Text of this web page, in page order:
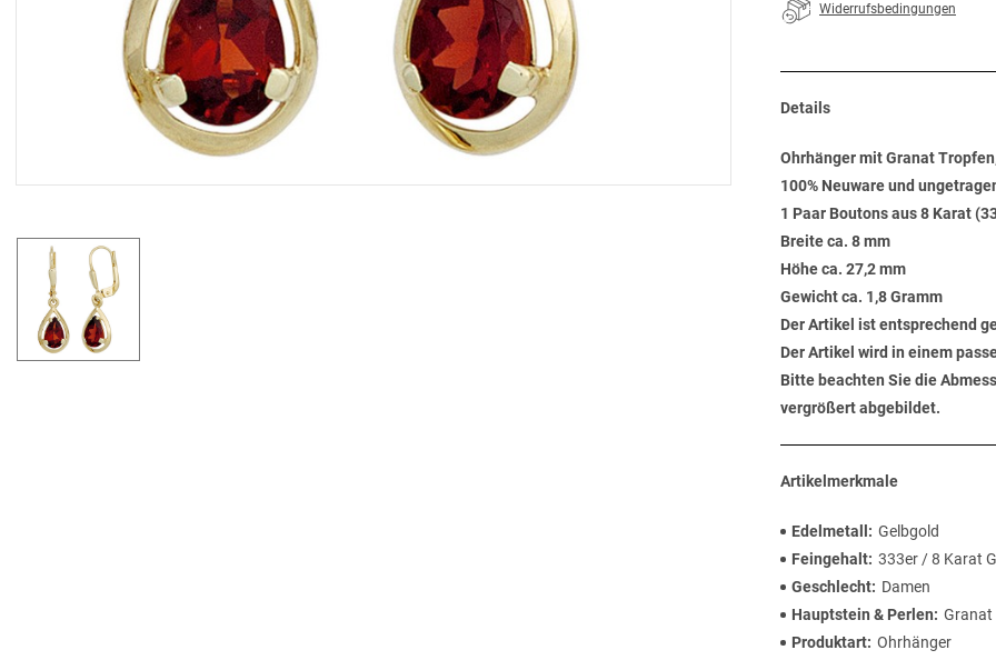
Widerrufsbedingungen
Details
Ohrhänger mit Granat
100% Neuware und
1 Paar Boutons aus 8 Karat
Breite ca. 8 mm
Höhe ca. 27,2 mm
Gewicht ca. 1,8 Gramm
Der Artikel ist entsprechend
Der Artikel wird in einem
Bitte beachten Sie die
vergrößert abgebildet.
Artikelmerkmale
Edelmetall
Gelbgold
Feingehalt 333er / 8 Karat
Geschlecht
Damen
Hauptstein & Perlen
Granat
Produktart Ohrhänger